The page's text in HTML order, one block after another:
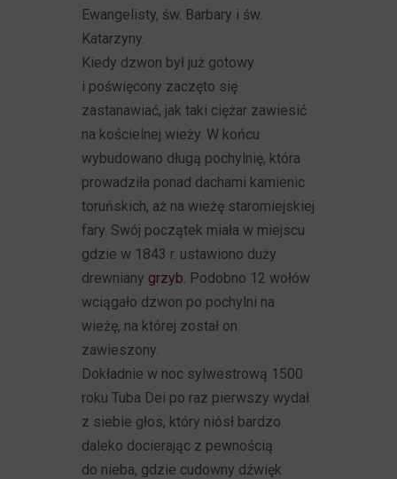
Ewangelisty, św. Barbary i św.
Katarzyny.
Kiedy dzwon był już gotowy
i poświęcony zaczęto się
zastanawiać, jak taki ciężar zawiesić
na kościelnej wieży. W końcu
wybudowano długą pochylnię, która
prowadziła ponad dachami kamienic
toruńskich, aż na wieżę staromiejskiej
fary. Swój początek miała w miejscu
gdzie w 1843 r. ustawiono duży
drewniany grzyb . Podobno 12 wołów
wciągało dzwon po pochylni na
wieżę, na której został on
zawieszony.
Dokładnie w noc sylwestrową 1500
roku Tuba Dei po raz pierwszy wydał
z siebie głos, który niósł bardzo
daleko docierając z pewnością
do nieba, gdzie cudowny dźwięk